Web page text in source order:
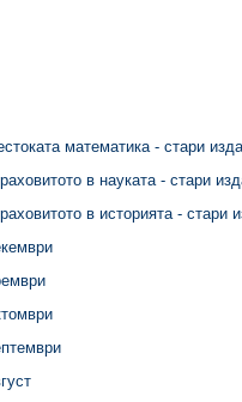
математика - стари
в науката - стари
в историята - стари